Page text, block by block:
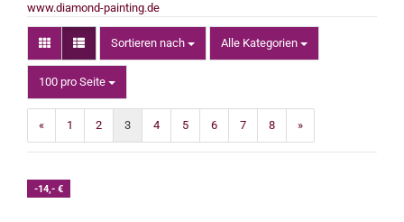
www.diamond-painting.de
Sortieren nach
Sortieren nach Alle Kategorien
100 pro Seite
pro Seite
« 1 2 3 4 5 6 7 8 »
-14,- €